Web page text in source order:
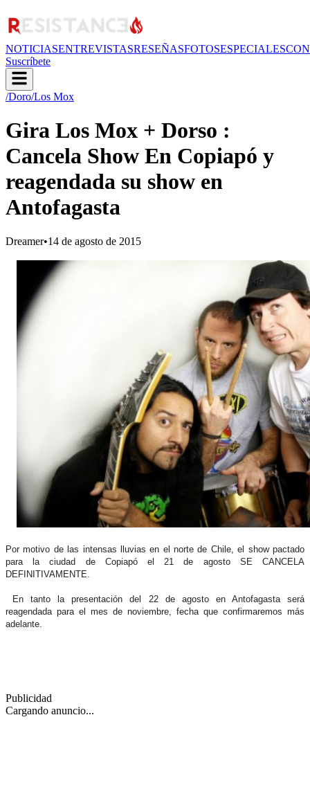
NOTICIASENTREVISTASRESEÑASFOTOSESPECIALES
Suscríbete
/Doro/Los Mox
Gira Los Mox + Dorso :
Cancela Show En Copiapó y
reagendada su show en
Antofagasta
Dreamer•14 de agosto de 2015
Por motivo de las intensas lluvias en el norte de Chile, el show pactado
para la ciudad de Copiapó el 21 de agosto SE CANCELA
DEFINITIVAMENTE.
En tanto la presentación del 22 de agosto en Antofagasta será
reagendada para el mes de noviembre, fecha que confirmaremos más
adelante.
Publicidad
Cargando anuncio...